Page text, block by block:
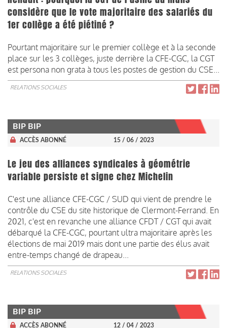
considère que le vote majoritaire des salariés du
1er collège a été piétiné ?
Pourtant majoritaire sur le premier collège et à la seconde
place sur les 3 collèges, juste derrière la CFE-CGC, la CGT
est persona non grata à tous les postes de gestion du CSE...
RELATIONS SOCIALES
BIP BIP
ACCÈS ABONNÉ 15 / 06 / 2023
Le jeu des alliances syndicales à géométrie
variable persiste et signe chez Michelin
C'est une alliance CFE-CGC / SUD qui vient de prendre le
contrôle du CSE du site historique de Clermont-Ferrand. En
2021, c'est en revanche une alliance CFDT / CGT qui avait
débarqué la CFE-CGC, pourtant ultra majoritaire après les
élections de mai 2019 mais dont une partie des élus avait
entre-temps changé de drapeau...
RELATIONS SOCIALES
BIP BIP
ACCÈS ABONNÉ 12 / 04 / 2023